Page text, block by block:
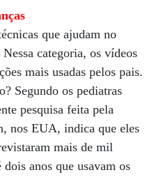
que ajudam no
categoria, os vídeos
mais usadas pelos pais.
Segundo os pediatras
pesquisa feita pela
nos EUA, indica que eles
mais de mil
anos que usavam os